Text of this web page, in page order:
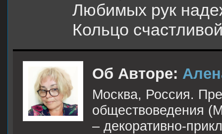
Любимых рук
Кольцо
Об Авторе:
Москва, Россия.
обществоведения
– декоративно-